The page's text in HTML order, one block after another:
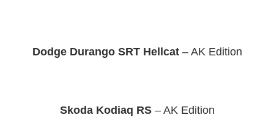
Dodge Durango SRT Hellcat – AK Edition
Skoda Kodiaq RS – AK Edition